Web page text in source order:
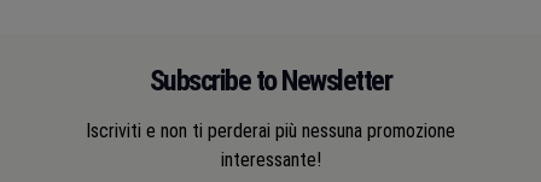
compatibilità dei materiali: Meno fluidi necessari per la
modificare le caratteristiche generali dei suoi prodotti in modo
che tutti i clienti possano beneficiare sempre degli ultimi
Subscribe to Newsletter
Iscriviti e non ti perderai più nessuna promozione
interessante!